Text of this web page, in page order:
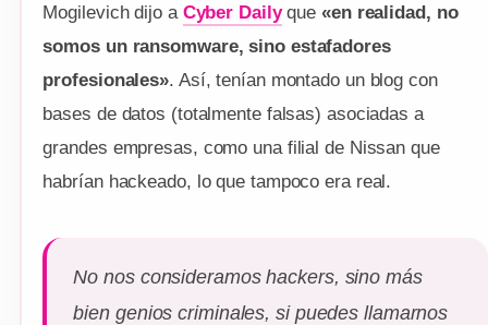
Mogilevich dijo a Cyber Dailyque«en realidad, no
somos un ransomware, sino estafadores
profesionales». Así, tenían montado un blog con
bases de datos (totalmente falsas) asociadas a
grandes empresas, como una filial de Nissan que
habrían hackeado, lo que tampoco era real.
No nos consideramos hackers, sino más
bien genios criminales, si puedes llamarnos